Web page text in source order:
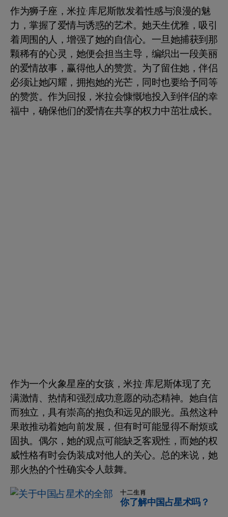
作为狮子座，米拉·库尼斯散发着性感与浪漫的魅
力，掌握了爱情与诱惑的艺术。她天生优雅，吸引
着周围的人，增强了她的自信心。一旦她捕获到那
颗稀有的心灵，她便会担当主导，编织出一段美丽
的爱情故事，赢得他人的赞赏。为了留住她，伴侣
必须让她闪耀，拥抱她的光芒，同时也要给予同等
的赞赏。作为回报，米拉会慷慨地投入到伴侣的幸
福中，确保他们的爱情在共享的权力中茁壮成长。
作为一个火象星座的女孩，米拉·库尼斯体现了充
满激情、热情和强烈成功意愿的动态精神。她自信
而独立，具有崇高的抱负和远见的眼光。虽然这种
果敢推动着她向前发展，但有时可能显得不耐烦或
固执。偶尔，她的观点可能缺乏客观性，而她的权
威性格有时会伪装成对他人的关心。总的来说，她
那火热的个性确实令人鼓舞。
十二生肖
你了解中国占星术吗？